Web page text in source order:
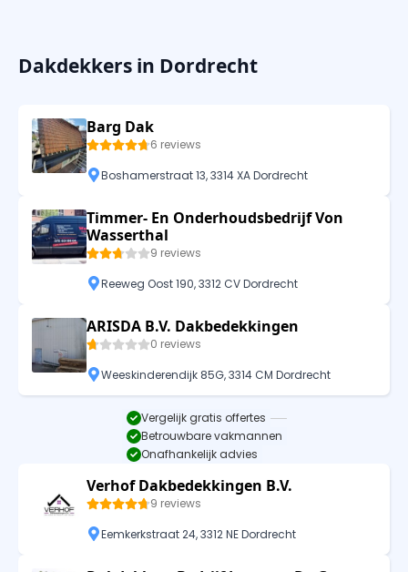
Dakdekkers in Dordrecht
Barg Dak
6 reviews
Boshamerstraat 13, 3314 XA Dordrecht
Timmer- En Onderhoudsbedrijf Von
Wasserthal
9 reviews
Reeweg Oost 190, 3312 CV Dordrecht
ARISDA B.V. Dakbedekkingen
0 reviews
Weeskinderendijk 85G, 3314 CM Dordrecht
Vergelijk gratis offertes
Betrouwbare vakmannen
Onafhankelijk advies
Verhof Dakbedekkingen B.V.
9 reviews
Eemkerkstraat 24, 3312 NE Dordrecht